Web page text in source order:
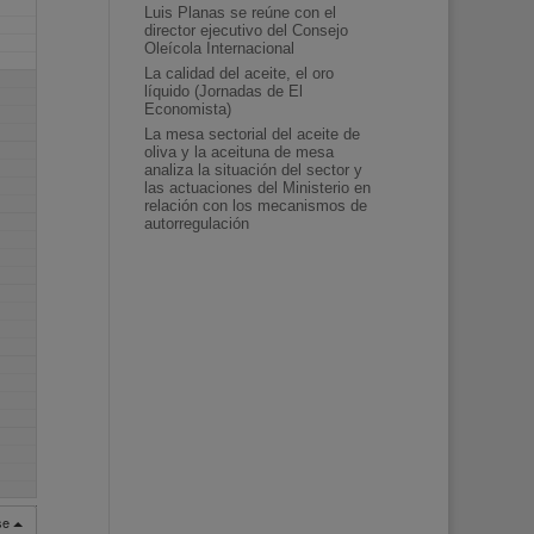
Luis Planas se reúne con el
director ejecutivo del Consejo
Oleícola Internacional
La calidad del aceite, el oro
líquido (Jornadas de El
Economista)
La mesa sectorial del aceite de
oliva y la aceituna de mesa
analiza la situación del sector y
las actuaciones del Ministerio en
relación con los mecanismos de
autorregulación